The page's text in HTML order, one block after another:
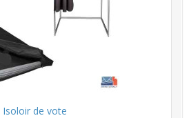
Isoloir de vote